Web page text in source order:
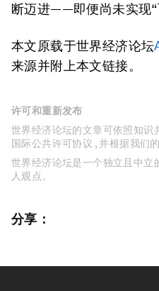
断迈进——即便尚未实现“
本文原载于世界经济论坛
来源并附上本文链接。
许可和重新发布
世界经济论坛的文章可依照知
国际公共许可协议 , 并根据我们
世界经济论坛是一个独立且中立
人观点。
分享：